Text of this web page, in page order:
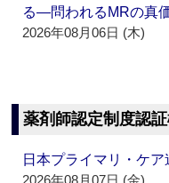
る―問われるMRの真
2026年08月06日 (木)
薬剤師認定制度認
日本プライマリ・ケ